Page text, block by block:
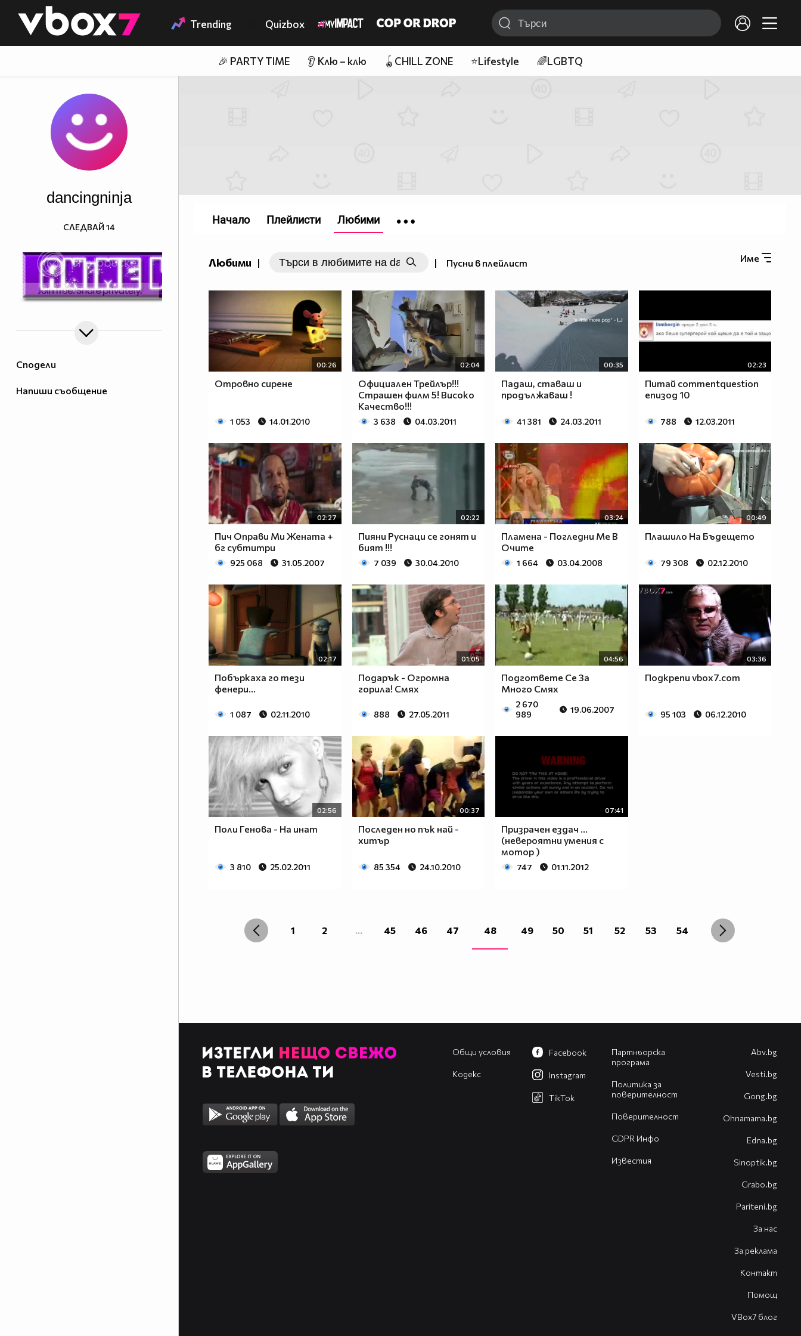
👾 Trending Quizbox
🎉 PARTY TIME 👂 Клю – клю 🪀CHILL ZONE ⭐Lifestyle 🌈LGBTQ
Сподели
Напиши съобщение
dancingninja
СЛЕДВАЙ 14
Любими | | Пусни в плейлист Име
00:26
Отровно сирене
1 053 14.01.2010
02:04
Официален Трейлър!!!
Страшен филм 5! Високо
Качество!!!
3 638 04.03.2011
00:35
Падаш, ставаш и
продължаваш !
41 381 24.03.2011
02:23
Питай commentquestion
епизод 10
788 12.03.2011
02:27
Пич Оправи Ми Жената +
бг субтитри
925 068 31.05.2007
02:22
Пияни Руснаци се гонят и
бият !!!
7 039 30.04.2010
03:24
Пламена - Погледни Ме В
Очите
1 664 03.04.2008
00:49
Плашило На Бъдещето
79 308 02.12.2010
02:17
Побъркаха го тези
фенери...
1 087 02.11.2010
01:05
Подарък - Огромна
горила! Смях
888 27.05.2011
04:56
Подгответе Се За
Много Смях
2 670
989
19.06.2007
03:36
Подкрепи vbox7.com
95 103 06.12.2010
02:56
Поли Генова - На инат
3 810 25.02.2011
00:37
Последен но пък най -
хитър
85 354 24.10.2010
07:41
Призрачен ездач ...
(невероятни умения с
мотор )
747 01.11.2012
1 2 ... 45 46 47 48 49 50 51 52 53 54
Начало Плейлисти Любими
Общи условия
Кодекс
Партньорска
програма
Политика за
поверителност
Поверителност
GDPR Инфо
Известия
Facebook
Instagram
TikTok
Abv.bg
Vesti.bg
Gong.bg
Оhnamama.bg
Edna.bg
Sinoptik.bg
Grabo.bg
Pariteni.bg
За нас
За реклама
Контакт
Помощ
VBox7 блог